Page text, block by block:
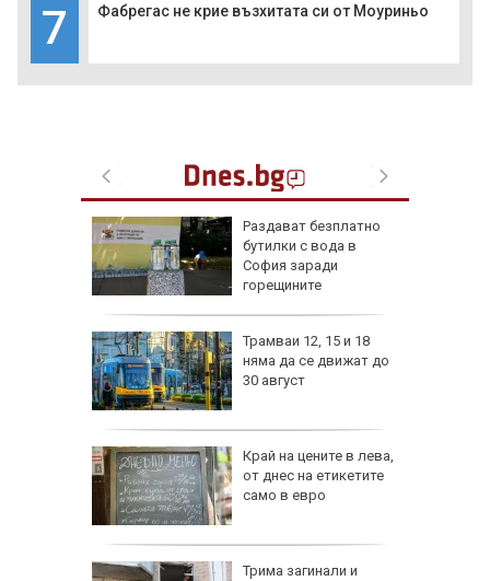
7 Фабрегас не крие възхитата си от Моуриньо
Раздават безплатно
бутилки с вода в
София заради
горещините
Трамваи 12, 15 и 18
няма да се движат до
30 август
Край на цените в лева,
от днес на етикетите
само в евро
Трима загинали и